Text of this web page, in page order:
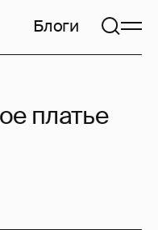
Блоги
платье